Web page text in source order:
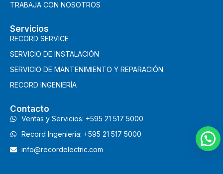
TRABAJA CON NOSOTROS
Servicios
RECORD SERVICE
SERVICIO DE INSTALACIÓN
SERVICIO DE MANTENIMIENTO Y REPARACIÓN
RECORD INGENIERÍA
Contacto
Ventas y Servicios: +595 21 517 5000
Record Ingeniería: +595 21 517 5000
info@recordelectric.com